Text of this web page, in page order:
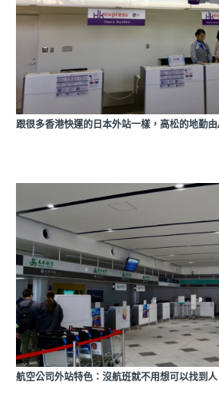
跟很多香港快運的日本外站一樣，高松的地勤由
航空公司外站特色：沒航班就不用想可以找到人